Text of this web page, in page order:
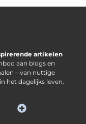
artikelen
aan blogs en
– van nuttige
het dagelijks leven.